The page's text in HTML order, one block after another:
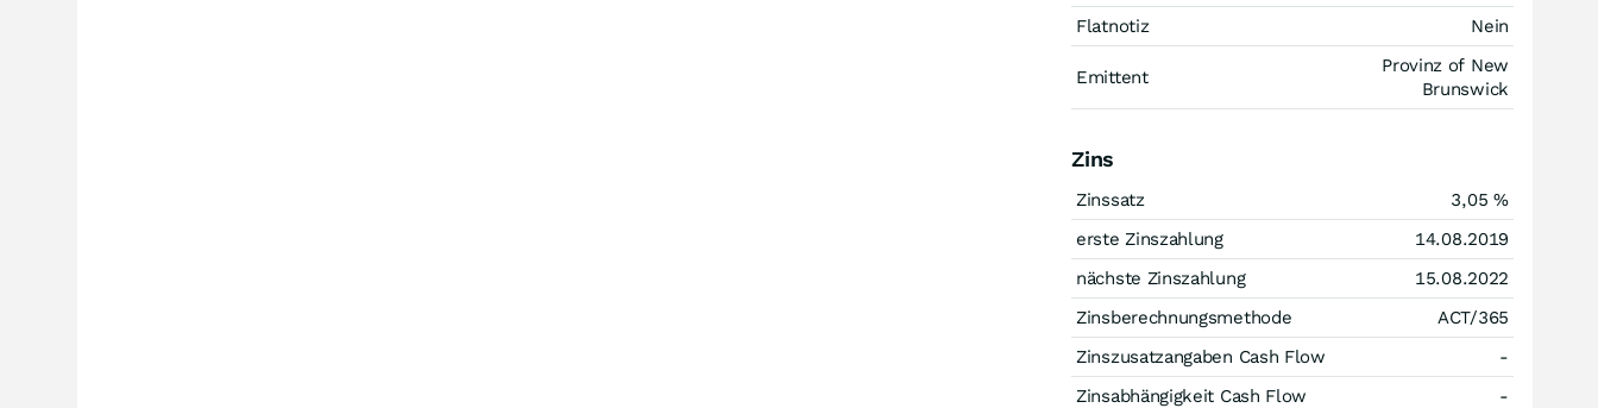
Flatnotiz
Nein
Emittent
Provinz of New
Brunswick
Zins
Zinssatz 3,05 %
erste Zinszahlung
14.08.2019
nächste Zinszahlung
15.08.2022
Zinsberechnungsmethode
ACT/365
Zinszusatzangaben Cash Flow
-
Zinsabhängigkeit Cash Flow
-